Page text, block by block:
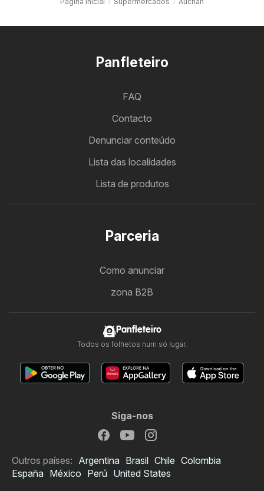
Panfleteiro
FAQ
Contacto
Denunciar conteúdo
Lista das localidades
Lista de produtos
Parceria
Como anunciar
zona B2B
Panfleteiro
Todos os folhetos num só lugar.
Siga-nos
Outros países: Argentina Brasil Chile Colombia
España México Perú United States